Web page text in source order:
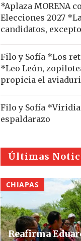
*Aplaza MORENA
Elecciones 2027
candidatos,
Filo y Sofía *Los
*Leo León,
propicia el
Filo y Sofía
espaldarazo
Últimas
CHIAPAS
Reafirma